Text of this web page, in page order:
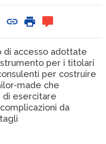
di accesso adottate
strumento per i titolari
per costruire
made che
esercitare
da